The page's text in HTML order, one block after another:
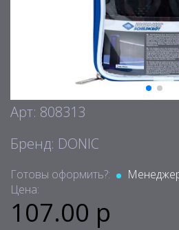
Арт: 808313
Бренд: DONIC
Готовы оформить?:
Цена:
107.00 р